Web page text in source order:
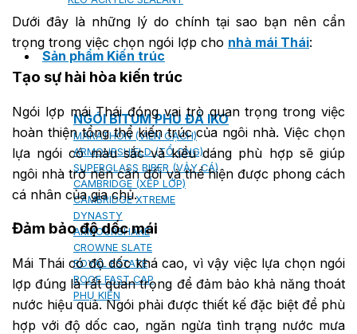
Sản phẩm Kiến trúc
NGÓI BITUM PHỦ ĐÁ IKO
MARATHON (VIÊN GẠCH)
ARMOURSHIELD (TỔ ONG)
SUPERGLASS BIBER (VẢY CÁ)
CAMBRIDGE (XẾP LỚP)
CAMBRIDGE XTREME
DYNASTY
ARMOURSHAKE
CROWNE SLATE
ROYAL ESTATE
ROOF FAST CAP
PHỤ KIỆN
Dưới đây là những lý do chính tại sao bạn nên cẩn
trọng trong việc chọn ngói lợp cho nhà mái Thái:
Tạo sự hài hòa kiến trúc
Ngói lợp mái Thái đóng vai trò quan trọng trong việc
hoàn thiện tổng thể kiến trúc của ngôi nhà. Việc chọn
lựa ngói có màu sắc và kiểu dáng phù hợp sẽ giúp
ngôi nhà trở nên cân đối và thể hiện được phong cách
cá nhân của gia chủ.
Đảm bảo độ dốc mái
Mái Thái có độ dốc khá cao, vì vậy việc lựa chọn ngói
lợp đúng là rất quan trọng để đảm bảo khả năng thoát
nước hiệu quả. Ngói phải được thiết kế đặc biệt để phù
hợp với độ dốc cao, ngăn ngừa tình trạng nước mưa